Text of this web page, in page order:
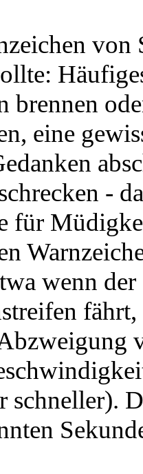
brennen
eine
-
für
wenn
schneller).